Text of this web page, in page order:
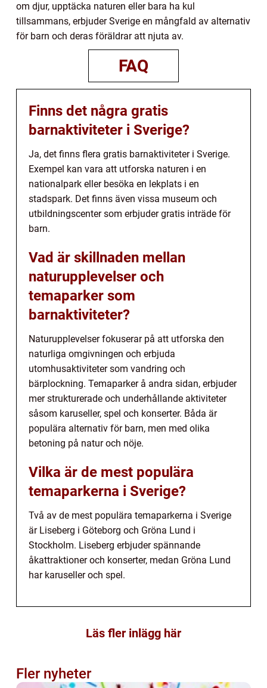
om djur, upptäcka naturen eller bara ha kul
tillsammans, erbjuder Sverige en mångfald av alternativ
för barn och deras föräldrar att njuta av.
FAQ
Finns det några gratis
barnaktiviteter i Sverige?
Ja, det finns flera gratis barnaktiviteter i Sverige.
Exempel kan vara att utforska naturen i en
nationalpark eller besöka en lekplats i en
stadspark. Det finns även vissa museum och
utbildningscenter som erbjuder gratis inträde för
barn.
Vad är skillnaden mellan
naturupplevelser och
temaparker som
barnaktiviteter?
Naturupplevelser fokuserar på att utforska den
naturliga omgivningen och erbjuda
utomhusaktiviteter som vandring och
bärplockning. Temaparker å andra sidan, erbjuder
mer strukturerade och underhållande aktiviteter
såsom karuseller, spel och konserter. Båda är
populära alternativ för barn, men med olika
betoning på natur och nöje.
Vilka är de mest populära
temaparkerna i Sverige?
Två av de mest populära temaparkerna i Sverige
är Liseberg i Göteborg och Gröna Lund i
Stockholm. Liseberg erbjuder spännande
åkattraktioner och konserter, medan Gröna Lund
har karuseller och spel.
Läs fler inlägg här
Fler nyheter